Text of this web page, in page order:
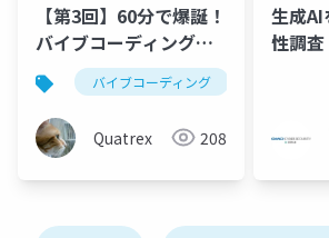
【第3回】60分で爆誕！
バイブコーディング・
生成AIアプリ制作
バイブコーディング
Quatrex 208
生成AI
性調査